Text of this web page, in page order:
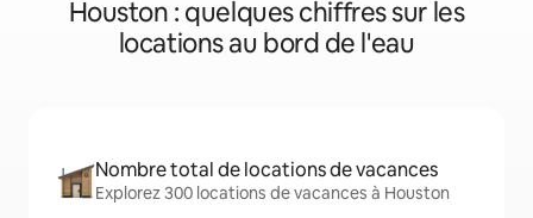
Houston : quelques chiffres sur les
locations au bord de l'eau
Nombre total de locations de vacances
Explorez 300 locations de vacances à Houston